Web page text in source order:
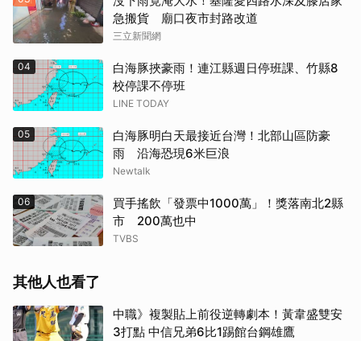
急搬貨 廟口夜市封路改道
三立新聞網
04
白海豚挾豪雨！連江縣週日停班課、竹縣8
校停課不停班
LINE TODAY
05
白海豚明白天最接近台灣！北部山區防豪
雨 沿海恐現6米巨浪
Newtalk
06
買手搖飲「發票中1000萬」！獎落南北2縣
市 200萬也中
TVBS
其他人也看了
中職》複製貼上前役逆轉劇本！黃韋盛雙安
3打點 中信兄弟6比1踢館台鋼雄鷹